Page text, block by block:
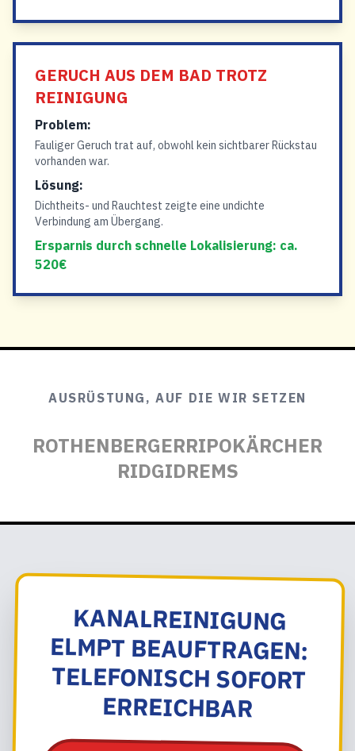
GERUCH AUS DEM BAD TROTZ
REINIGUNG
Problem:
Fauliger Geruch trat auf, obwohl kein sichtbarer Rückstau
vorhanden war.
Lösung:
Dichtheits- und Rauchtest zeigte eine undichte
Verbindung am Übergang.
Ersparnis durch schnelle Lokalisierung: ca.
520€
AUSRÜSTUNG, AUF DIE WIR SETZEN
ROTHENBERGERRIPOKÄRCHER
RIDGIDREMS
KANALREINIGUNG
ELMPT BEAUFTRAGEN:
TELEFONISCH SOFORT
ERREICHBAR